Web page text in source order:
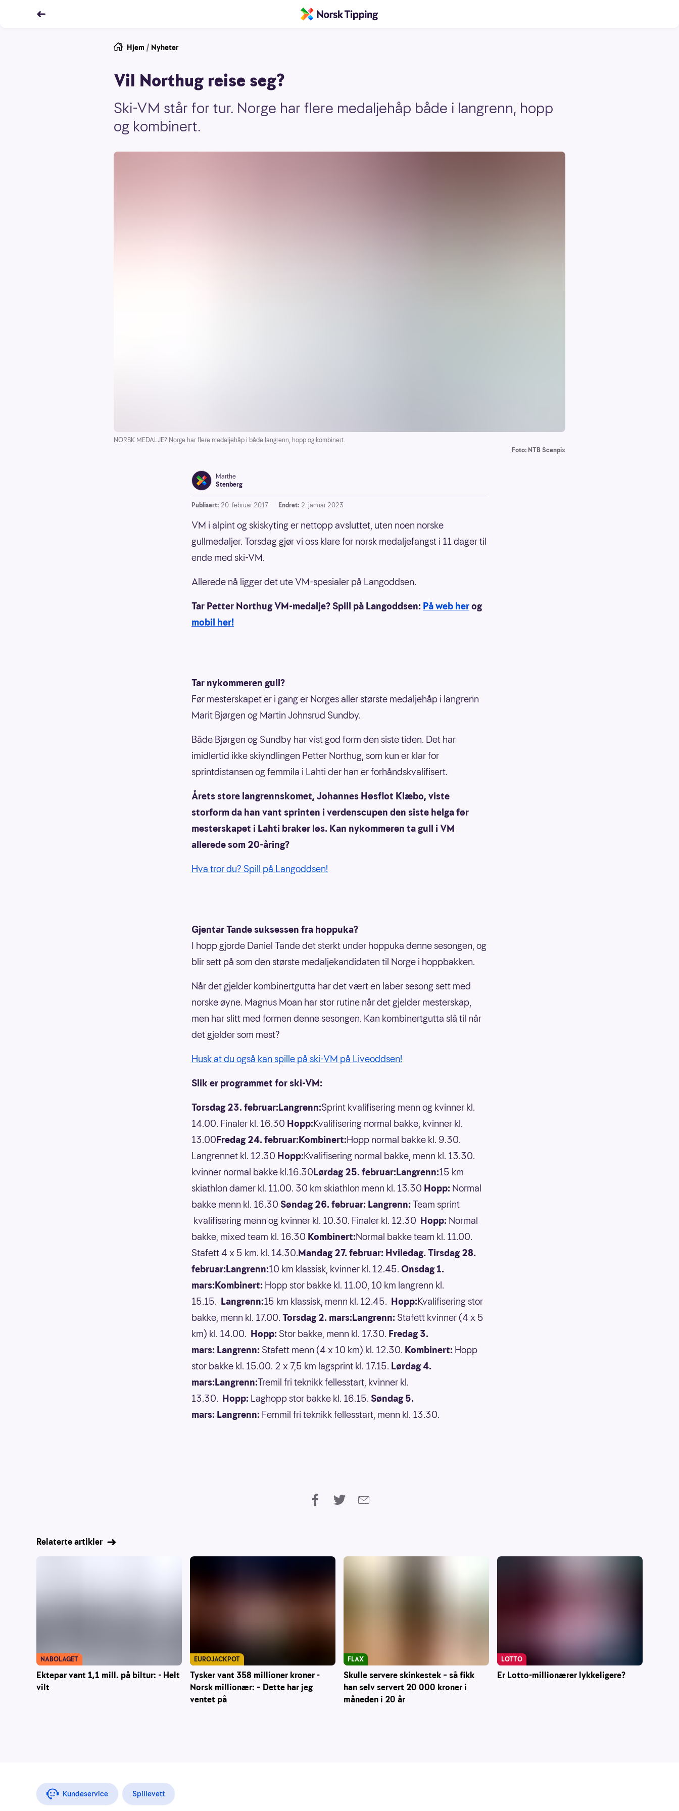
Hjem / Nyheter
Vil Northug reise seg?
Ski-VM står for tur. Norge har flere medaljehåp både i langrenn, hopp
og kombinert.
NORSK MEDALJE? Norge har flere medaljehåp i både langrenn, hopp og kombinert.
Foto: NTB Scanpix
Marthe
Stenberg
Publisert: 20. februar 2017 Endret: 2. januar 2023
VM i alpint og skiskyting er nettopp avsluttet, uten noen norske
gullmedaljer. Torsdag gjør vi oss klare for norsk medaljefangst i 11 dager til
ende med ski-VM.
Allerede nå ligger det ute VM-spesialer på Langoddsen.
Tar Petter Northug VM-medalje? Spill på Langoddsen: På web herog
mobil her!
Tar nykommeren gull?
Før mesterskapet er i gang er Norges aller største medaljehåp i langrenn
Marit Bjørgen og Martin Johnsrud Sundby.
Både Bjørgen og Sundby har vist god form den siste tiden. Det har
imidlertid ikke skiyndlingen Petter Northug, som kun er klar for
sprintdistansen og femmila i Lahti der han er forhåndskvalifisert.
Årets store langrennskomet, Johannes Høsflot Klæbo, viste
storform da han vant sprinten i verdenscupen den siste helga før
mesterskapet i Lahti braker løs. Kan nykommeren ta gull i VM
allerede som 20-åring?
Hva tror du? Spill på Langoddsen!
Gjentar Tande suksessen fra hoppuka?
I hopp gjorde Daniel Tande det sterkt under hoppuka denne sesongen, og
blir sett på som den største medaljekandidaten til Norge i hoppbakken.
Når det gjelder kombinertgutta har det vært en laber sesong sett med
norske øyne. Magnus Moan har stor rutine når det gjelder mesterskap,
men har slitt med formen denne sesongen. Kan kombinertgutta slå til når
det gjelder som mest?
Husk at du også kan spille på ski-VM på Liveoddsen!
Slik er programmet for ski-VM:
Torsdag 23. februar:Langrenn:Sprint kvalifisering menn og kvinner kl.
14.00. Finaler kl. 16.30 Hopp:Kvalifisering normal bakke, kvinner kl.
13.00Fredag 24. februar:Kombinert:Hopp normal bakke kl. 9.30.
Langrennet kl. 12.30 Hopp:Kvalifisering normal bakke, menn kl. 13.30.
kvinner normal bakke kl.16.30Lørdag 25. februar:Langrenn:15 km
skiathlon damer kl. 11.00. 30 km skiathlon menn kl. 13.30 Hopp: Normal
bakke menn kl. 16.30 Søndag 26. februar: Langrenn:Team sprint
kvalifisering menn og kvinner kl. 10.30. Finaler kl. 12.30 Hopp: Normal
bakke, mixed team kl. 16.30 Kombinert:Normal bakke team kl. 11.00.
Stafett 4 x 5 km. kl. 14.30.Mandag 27. februar: Hviledag. Tirsdag 28.
februar:Langrenn:10 km klassisk, kvinner kl. 12.45. Onsdag 1.
mars:Kombinert: Hopp stor bakke kl. 11.00, 10 km langrenn kl.
15.15. Langrenn:15 km klassisk, menn kl. 12.45. Hopp:Kvalifisering stor
bakke, menn kl. 17.00. Torsdag 2. mars:Langrenn: Stafett kvinner (4 x 5
km) kl. 14.00. Hopp: Stor bakke, menn kl. 17.30. Fredag 3.
mars: Langrenn: Stafett menn (4 x 10 km) kl. 12.30. Kombinert: Hopp
stor bakke kl. 15.00. 2 x 7,5 km lagsprint kl. 17.15. Lørdag 4.
mars:Langrenn:Tremil fri teknikk fellesstart, kvinner kl.
13.30. Hopp: Laghopp stor bakke kl. 16.15. Søndag 5.
mars: Langrenn: Femmil fri teknikk fellesstart, menn kl. 13.30.
Relaterte artikler
Ektepar vant 1,1 mill. på biltur: - Helt
vilt
NABOLAGET
Tysker vant 358 millioner kroner -
Norsk millionær: – Dette har jeg
ventet på
EUROJACKPOT
Skulle servere skinkestek – så fikk
han selv servert 20 000 kroner i
måneden i 20 år
FLAX
Er Lotto-millionærer lykkeligere?
LOTTO
Kundeservice Spillevett